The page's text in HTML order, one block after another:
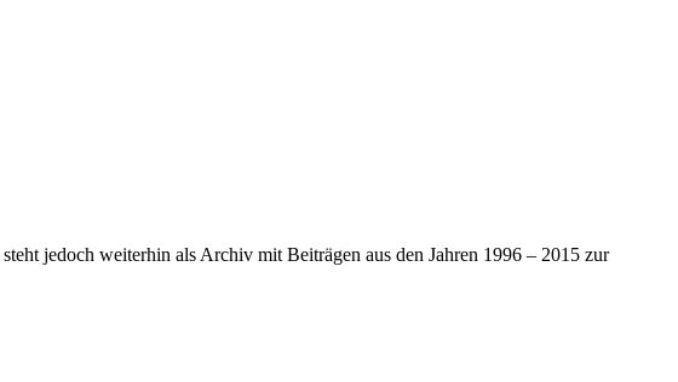
jedoch weiterhin als Archiv mit Beiträgen aus den Jahren 1996 – 2015 zur